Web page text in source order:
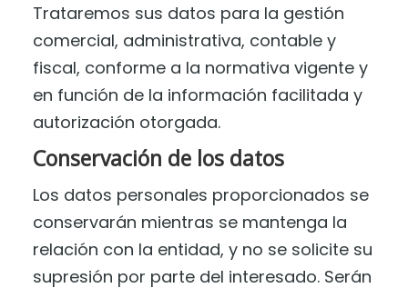
Trataremos sus datos para la gestión
comercial, administrativa, contable y
fiscal, conforme a la normativa vigente y
en función de la información facilitada y
autorización otorgada.
Conservación de los datos
Los datos personales proporcionados se
conservarán mientras se mantenga la
relación con la entidad, y no se solicite su
supresión por parte del interesado. Serán